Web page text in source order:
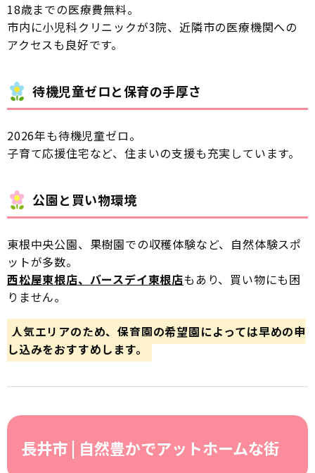
18歳までの医療費無料。
市内に小児科クリニックが3院、近隣市の医療機関への
アクセスも良好です。
待機児童ゼロと保育の手厚さ
2026年も待機児童ゼロ。
子育て応援住宅など、住まいの支援も充実しています。
公園と買い物環境
東根中央公園、果樹園での収穫体験など、自然体験スポ
ットが多数。
西松屋東根店、バースデイ東根店もあり、買い物にも困
りません。
人気エリアのため、保育園の希望園によっては早めの申
し込みをおすすめします。
長井市 | 自然豊かでアットホームな街